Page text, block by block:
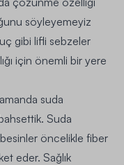
söyleyemeyiz
gibi lifli sebzeler
için önemli bir yere
suda
Suda
öncelikle fiber
eder. Sağlık